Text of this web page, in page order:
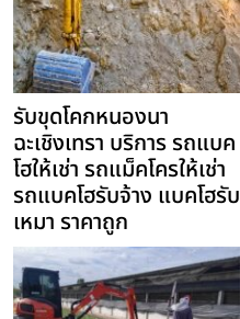
รับขุดโคกหนองนา
ฉะเชิงเทรา บริการ รถแบค
โฮให้เช่า รถแม็คโครให้เช่า
รถแบคโฮรับจ้าง แบคโฮรับ
เหมา ราคาถูก